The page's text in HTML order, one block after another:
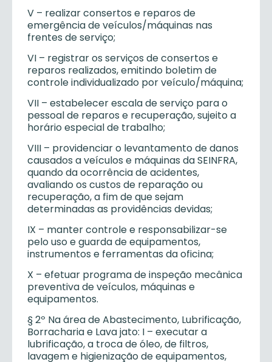
V – realizar consertos e reparos de
emergência de veículos/máquinas nas
frentes de serviço;
VI – registrar os serviços de consertos e
reparos realizados, emitindo boletim de
controle individualizado por veículo/máquina;
VII – estabelecer escala de serviço para o
pessoal de reparos e recuperação, sujeito a
horário especial de trabalho;
VIII – providenciar o levantamento de danos
causados a veículos e máquinas da SEINFRA,
quando da ocorrência de acidentes,
avaliando os custos de reparação ou
recuperação, a fim de que sejam
determinadas as providências devidas;
IX – manter controle e responsabilizar-se
pelo uso e guarda de equipamentos,
instrumentos e ferramentas da oficina;
X – efetuar programa de inspeção mecânica
preventiva de veículos, máquinas e
equipamentos.
§ 2º Na área de Abastecimento, Lubrificação,
Borracharia e Lava jato: I – executar a
lubrificação, a troca de óleo, de filtros,
lavagem e higienização de equipamentos,